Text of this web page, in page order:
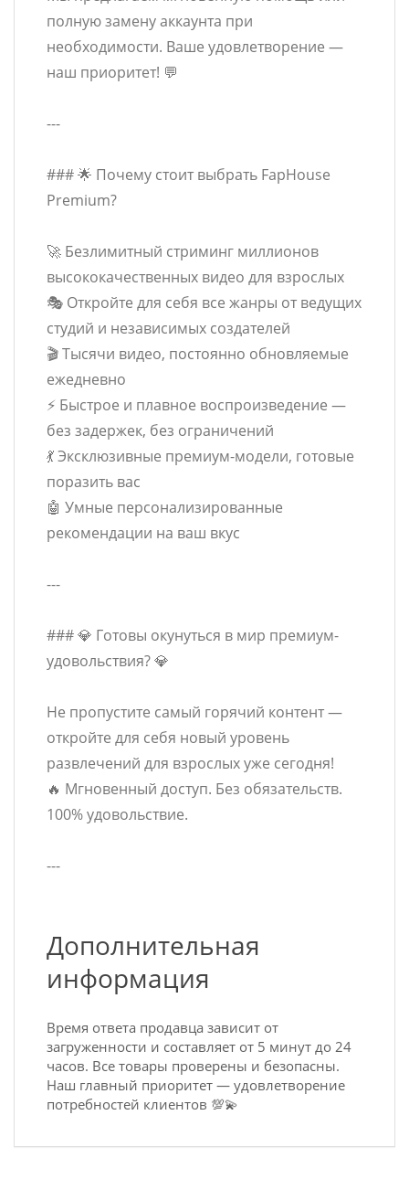
полную замену аккаунта при
необходимости. Ваше удовлетворение —
наш приоритет! 💬
---
### 🌟 Почему стоит выбрать FapHouse
Premium?
🚀 Безлимитный стриминг миллионов
высококачественных видео для взрослых
🎭 Откройте для себя все жанры от ведущих
студий и независимых создателей
🎬 Тысячи видео, постоянно обновляемые
ежедневно
⚡ Быстрое и плавное воспроизведение —
без задержек, без ограничений
💃 Эксклюзивные премиум-модели, готовые
поразить вас
🤖 Умные персонализированные
рекомендации на ваш вкус
---
### 💎 Готовы окунуться в мир премиум-
удовольствия? 💎
Не пропустите самый горячий контент —
откройте для себя новый уровень
развлечений для взрослых уже сегодня!
🔥 Мгновенный доступ. Без обязательств.
100% удовольствие.
---
Дополнительная
информация
Время ответа продавца зависит от
загруженности и составляет от 5 минут до 24
часов. Все товары проверены и безопасны.
Наш главный приоритет — удовлетворение
потребностей клиентов 💯💫